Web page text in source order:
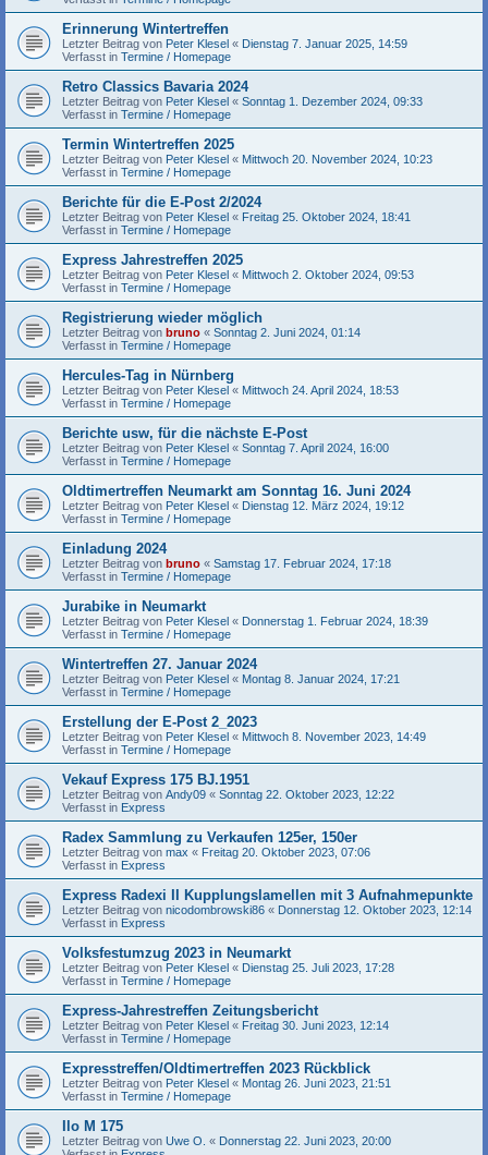
Erinnerung Wintertreffen
Letzter Beitrag von Peter Klesel « Dienstag 7. Januar 2025, 14:59
Verfasst in Termine / Homepage
Retro Classics Bavaria 2024
Letzter Beitrag von Peter Klesel « Sonntag 1. Dezember 2024, 09:33
Verfasst in Termine / Homepage
Termin Wintertreffen 2025
Letzter Beitrag von Peter Klesel « Mittwoch 20. November 2024, 10:23
Verfasst in Termine / Homepage
Berichte für die E-Post 2/2024
Letzter Beitrag von Peter Klesel « Freitag 25. Oktober 2024, 18:41
Verfasst in Termine / Homepage
Express Jahrestreffen 2025
Letzter Beitrag von Peter Klesel « Mittwoch 2. Oktober 2024, 09:53
Verfasst in Termine / Homepage
Registrierung wieder möglich
Letzter Beitrag von bruno « Sonntag 2. Juni 2024, 01:14
Verfasst in Termine / Homepage
Hercules-Tag in Nürnberg
Letzter Beitrag von Peter Klesel « Mittwoch 24. April 2024, 18:53
Verfasst in Termine / Homepage
Berichte usw, für die nächste E-Post
Letzter Beitrag von Peter Klesel « Sonntag 7. April 2024, 16:00
Verfasst in Termine / Homepage
Oldtimertreffen Neumarkt am Sonntag 16. Juni 2024
Letzter Beitrag von Peter Klesel « Dienstag 12. März 2024, 19:12
Verfasst in Termine / Homepage
Einladung 2024
Letzter Beitrag von bruno « Samstag 17. Februar 2024, 17:18
Verfasst in Termine / Homepage
Jurabike in Neumarkt
Letzter Beitrag von Peter Klesel « Donnerstag 1. Februar 2024, 18:39
Verfasst in Termine / Homepage
Wintertreffen 27. Januar 2024
Letzter Beitrag von Peter Klesel « Montag 8. Januar 2024, 17:21
Verfasst in Termine / Homepage
Erstellung der E-Post 2_2023
Letzter Beitrag von Peter Klesel « Mittwoch 8. November 2023, 14:49
Verfasst in Termine / Homepage
Vekauf Express 175 BJ.1951
Letzter Beitrag von Andy09 « Sonntag 22. Oktober 2023, 12:22
Verfasst in Express
Radex Sammlung zu Verkaufen 125er, 150er
Letzter Beitrag von max « Freitag 20. Oktober 2023, 07:06
Verfasst in Express
Express Radexi II Kupplungslamellen mit 3 Aufnahmepunkte
Letzter Beitrag von nicodombrowski86 « Donnerstag 12. Oktober 2023, 12:14
Verfasst in Express
Volksfestumzug 2023 in Neumarkt
Letzter Beitrag von Peter Klesel « Dienstag 25. Juli 2023, 17:28
Verfasst in Termine / Homepage
Express-Jahrestreffen Zeitungsbericht
Letzter Beitrag von Peter Klesel « Freitag 30. Juni 2023, 12:14
Verfasst in Termine / Homepage
Expresstreffen/Oldtimertreffen 2023 Rückblick
Letzter Beitrag von Peter Klesel « Montag 26. Juni 2023, 21:51
Verfasst in Termine / Homepage
Ilo M 175
Letzter Beitrag von Uwe O. « Donnerstag 22. Juni 2023, 20:00